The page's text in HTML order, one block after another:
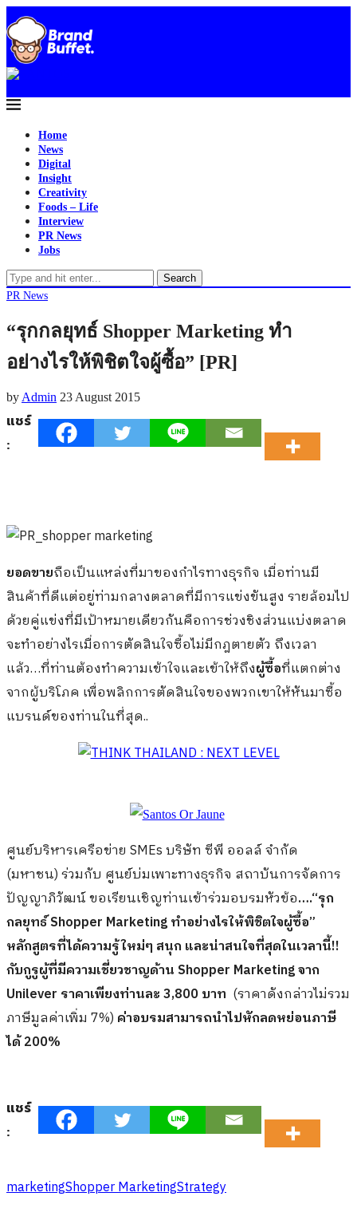
Home
News
Digital
Insight
Creativity
Foods – Life
Interview
PR News
Jobs
Search
PR News
“รุกกลยุทธ์ Shopper Marketing ทำ
อย่างไรให้พิชิตใจผู้ซื้อ” [PR]
by Admin 23 August 2015
แชร์
:
ยอดขายถือเป็นแหล่งที่มาของกำไรทางธุรกิจ เมื่อท่านมี
สินค้าที่ดีแต่อยู่ท่ามกลางตลาดที่มีการแข่งขันสูง รายล้อมไป
ด้วยคู่แข่งที่มีเป้าหมายเดียวกันคือการช่วงชิงส่วนแบ่งตลาด
จะทำอย่างไรเมื่อการตัดสินใจซื้อไม่มีกฎตายตัว ถึงเวลา
แล้ว…ที่ท่านต้องทำความเข้าใจและเข้าให้ถึงผู้ซื้อที่แตกต่าง
จากผู้บริโภค เพื่อพลิกการตัดสินใจของพวกเขาให้หันมาซื้อ
แบรนด์ของท่านในที่สุด..
ศูนย์บริหารเครือข่าย SMEsบริษัท ซีพี ออลล์ จำกัด
(มหาชน) ร่วมกับ ศูนย์บ่มเพาะทางธุรกิจ สถาบันการจัดการ
ปัญญาภิวัฒน์ ขอเรียนเชิญท่านเข้าร่วมอบรมหัวข้อ….“รุก
กลยุทธ์Shopper Marketingทำอย่างไรให้พิชิตใจผู้ซื้อ”
หลักสูตรที่ได้ความรู้ใหม่ๆ สนุก และน่าสนใจที่สุดในเวลานี้!!
กับกูรูผู้ที่มีความเชี่ยวชาญด้าน Shopper Marketingจาก
Unilever ราคาเพียงท่านละ3,800บาท (ราคาดังกล่าวไม่รวม
ภาษีมูลค่าเพิ่ม 7%) ค่าอบรมสามารถนำไปหักลดหย่อนภาษี
ได้200%
แชร์
:
marketingShopper MarketingStrategy